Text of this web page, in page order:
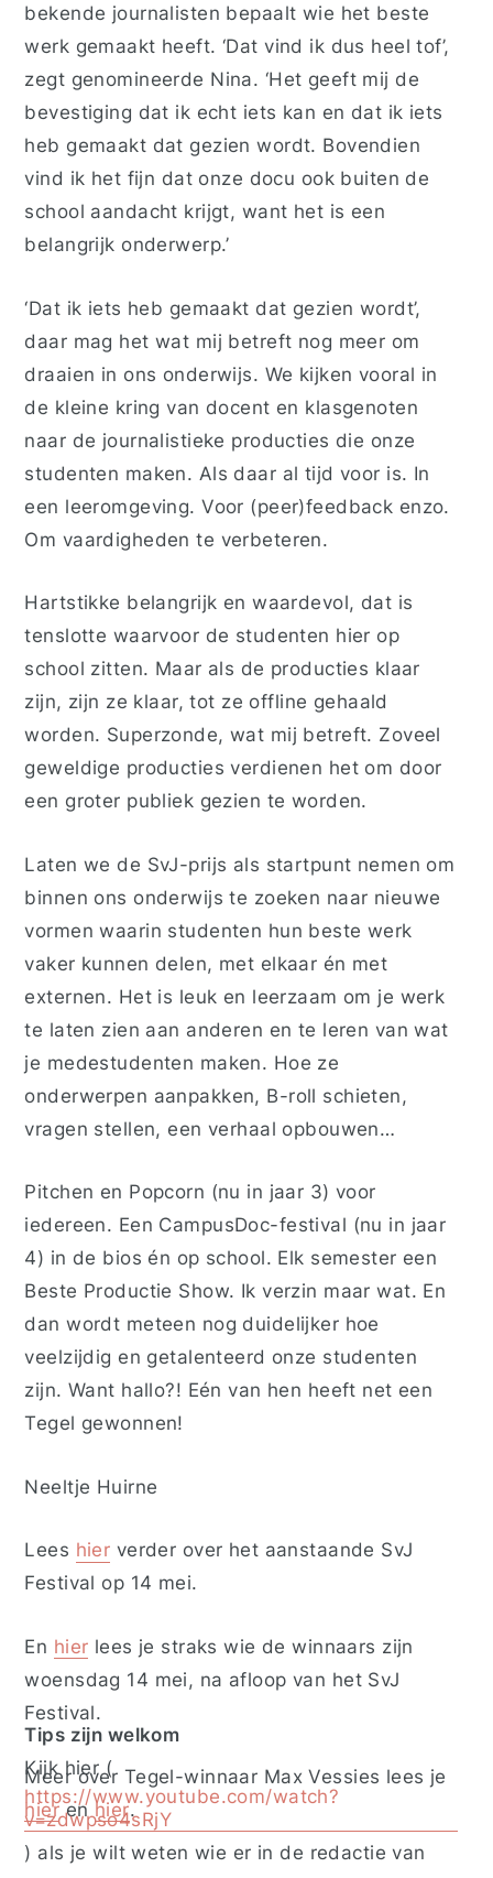
bekende journalisten bepaalt wie het beste
werk gemaakt heeft. ‘Dat vind ik dus heel tof’,
zegt genomineerde Nina. ‘Het geeft mij de
bevestiging dat ik echt iets kan en dat ik iets
heb gemaakt dat gezien wordt. Bovendien
vind ik het fijn dat onze docu ook buiten de
school aandacht krijgt, want het is een
belangrijk onderwerp.’
‘Dat ik iets heb gemaakt dat gezien wordt’,
daar mag het wat mij betreft nog meer om
draaien in ons onderwijs. We kijken vooral in
de kleine kring van docent en klasgenoten
naar de journalistieke producties die onze
studenten maken. Als daar al tijd voor is. In
een leeromgeving. Voor (peer)feedback enzo.
Om vaardigheden te verbeteren.
Hartstikke belangrijk en waardevol, dat is
tenslotte waarvoor de studenten hier op
school zitten. Maar als de producties klaar
zijn, zijn ze klaar, tot ze offline gehaald
worden. Superzonde, wat mij betreft. Zoveel
geweldige producties verdienen het om door
een groter publiek gezien te worden.
Laten we de SvJ-prijs als startpunt nemen om
binnen ons onderwijs te zoeken naar nieuwe
vormen waarin studenten hun beste werk
vaker kunnen delen, met elkaar én met
externen. Het is leuk en leerzaam om je werk
te laten zien aan anderen en te leren van wat
je medestudenten maken. Hoe ze
onderwerpen aanpakken, B-roll schieten,
vragen stellen, een verhaal opbouwen…
Pitchen en Popcorn (nu in jaar 3) voor
iedereen. Een CampusDoc-festival (nu in jaar
4) in de bios én op school. Elk semester een
Beste Productie Show. Ik verzin maar wat. En
dan wordt meteen nog duidelijker hoe
veelzijdig en getalenteerd onze studenten
zijn. Want hallo?! Eén van hen heeft net een
Tegel gewonnen!
Neeltje Huirne
Lees hier verder over het aanstaande SvJ
Festival op 14 mei.
En hier lees je straks wie de winnaars zijn
woensdag 14 mei, na afloop van het SvJ
Festival.
Meer over Tegel-winnaar Max Vessies lees je
hieren hier.
Tips zijn welkom
Kijk hier (
https://www.youtube.com/watch?
v=zdwpso4sRjY
) als je wilt weten wie er in de redactie van